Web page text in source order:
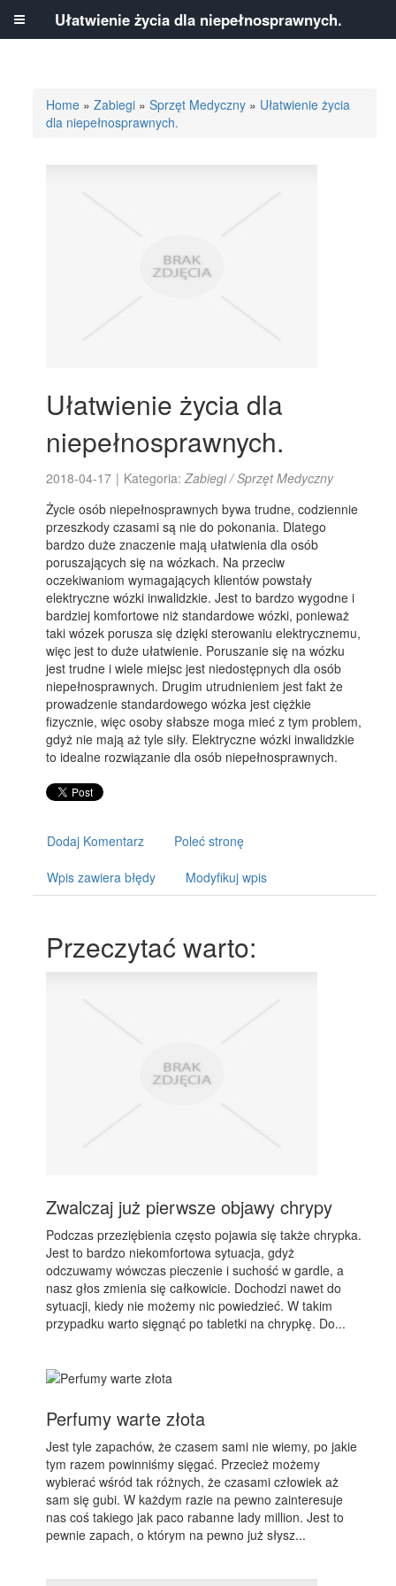
Home »Zabiegi »Sprzęt Medyczny » Ułatwienie życia
dla niepełnosprawnych.
Ułatwienie życia dla
niepełnosprawnych.
2018-04-17 | Kategoria:Zabiegi / Sprzęt Medyczny
Życie osób niepełnosprawnych bywa trudne, codziennie
przeszkody czasami są nie do pokonania. Dlatego
bardzo duże znaczenie mają ułatwienia dla osób
poruszających się na wózkach. Na przeciw
oczekiwaniom wymagających klientów powstały
elektryczne wózki inwalidzkie. Jest to bardzo wygodne i
bardziej komfortowe niż standardowe wózki, ponieważ
taki wózek porusza się dzięki sterowaniu elektrycznemu,
więc jest to duże ułatwienie. Poruszanie się na wózku
jest trudne i wiele miejsc jest niedostępnych dla osób
niepełnosprawnych. Drugim utrudnieniem jest fakt że
prowadzenie standardowego wózka jest ciężkie
fizycznie, więc osoby słabsze moga mieć z tym problem,
gdyż nie mają aż tyle siły. Elektryczne wózki inwalidzkie
to idealne rozwiązanie dla osób niepełnosprawnych.
Dodaj Komentarz Poleć stronę
Wpis zawiera błędy Modyfikuj wpis
Przeczytać warto:
Zwalczaj już pierwsze objawy chrypy
Podczas przeziębienia często pojawia się także chrypka.
Jest to bardzo niekomfortowa sytuacja, gdyż
odczuwamy wówczas pieczenie i suchość w gardle, a
nasz głos zmienia się całkowicie. Dochodzi nawet do
sytuacji, kiedy nie możemy nic powiedzieć. W takim
przypadku warto sięgnąć po tabletki na chrypkę. Do...
Perfumy warte złota
Jest tyle zapachów, że czasem sami nie wiemy, po jakie
tym razem powinniśmy sięgać. Przecież możemy
wybierać wśród tak różnych, że czasami człowiek aż
sam się gubi. W każdym razie na pewno zainteresuje
nas coś takiego jak paco rabanne lady million. Jest to
pewnie zapach, o którym na pewno już słysz...
Ułatwienie życia dla niepełnosprawnych.